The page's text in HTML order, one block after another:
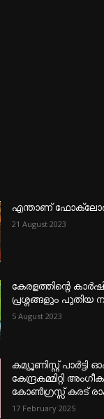
എന്താണ്‌
21 August 2023
കേരളത്തിന്റെ
പ്രശ്നങ്ങളും പുതിയ
5 August 2023
കമ്യൂണിസ്റ്റ് പാർട്ടി
കേന്ദ്രകമ്മിറ്റി
കോൺഗ്രസ്സ് കരട്
17 February 2025